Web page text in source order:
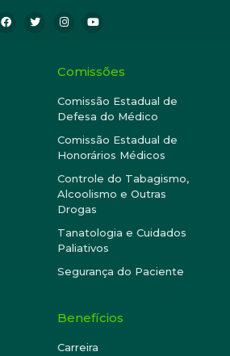
Comissões
Comissão Estadual de
Defesa do Médico
Comissão Estadual de
Honorários Médicos
Controle do Tabagismo,
Alcoolismo e Outras
Drogas
Tanatologia e Cuidados
Paliativos
Segurança do Paciente
Benefícios
Carreira